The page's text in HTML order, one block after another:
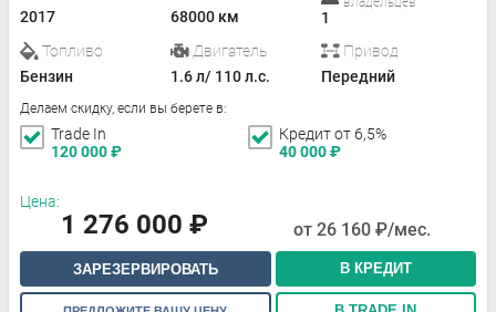
2017
68000 км
1
Топливо
Бензин
Двигатель
1.6 л/ 110 л.с.
Привод
Передний
Делаем скидку, если вы берете в:
Trade In
120 000₽
Кредит от 6,5%
40 000₽
Цена:
1 276 000 ₽ от 26 160 ₽/мес.
ЗАРЕЗЕРВИРОВАТЬ В КРЕДИТ